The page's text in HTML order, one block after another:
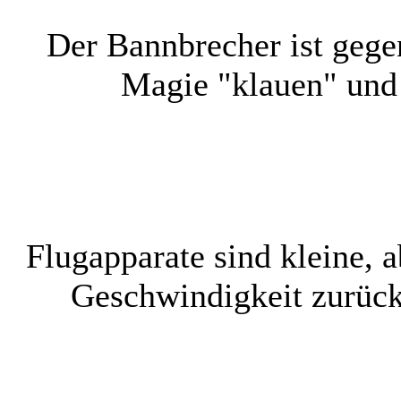
Der Bannbrecher ist
Magie "klauen"
Flugapparate sind kleine,
Geschwindigkeit